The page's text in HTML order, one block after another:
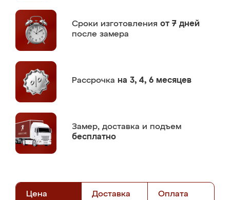
Сроки изготовления от 7 дней
после замера
Рассрочка на 3, 4, 6 месяцев
Замер, доставка и подъем
бесплатно
Цена Доставка Оплата